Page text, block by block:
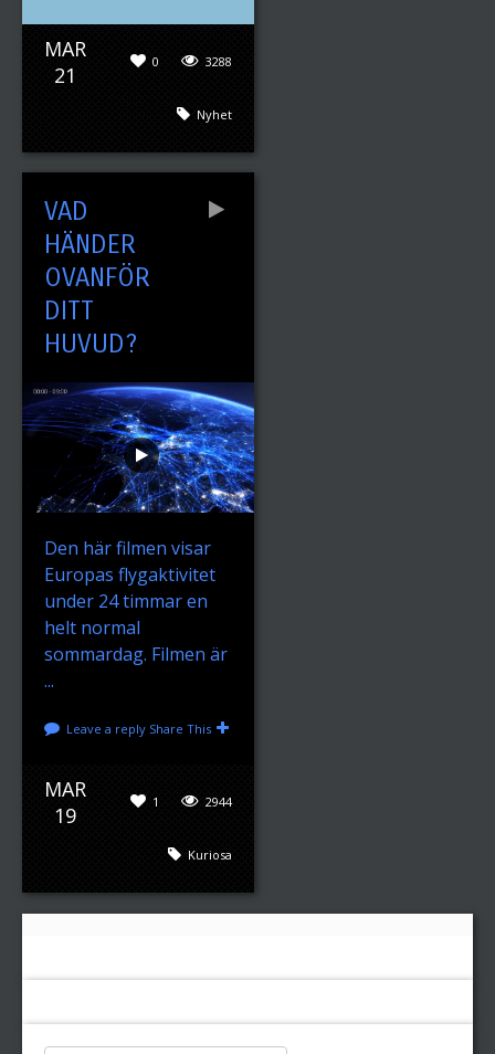
MAR
21
3288
0
Nyhet
VAD
HÄNDER
OVANFÖR
DITT
HUVUD?
Den här filmen visar
Europas flygaktivitet
under 24 timmar en
helt normal
sommardag. Filmen är
...
Leave a reply Share This
MAR
19
2944
1
Kuriosa